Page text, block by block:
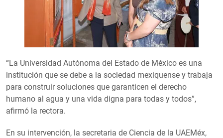
“La Universidad Autónoma del Estado de México es una
institución que se debe a la sociedad mexiquense y trabaja
para construir soluciones que garanticen el derecho
humano al agua y una vida digna para todas y todos”,
afirmó la rectora.
En su intervención, la secretaria de Ciencia de la UAEMéx,